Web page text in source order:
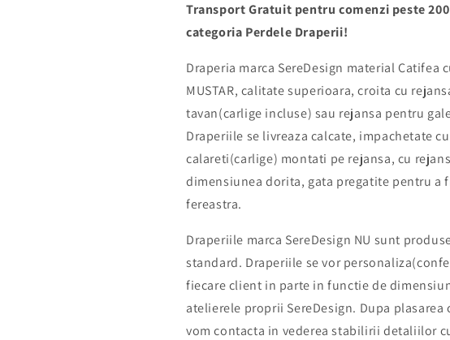
la
Comandă
Rejansă,
Calitate
Premium
la
Comandă
Rejansă,
Calitate
Premium
Transport Gratuit pentru comenzi peste
categoria Perdele Draperii!
Draperia marca SereDesign material Catifea
MUSTAR, calitate superioara, croita cu
tavan(carlige incluse) sau rejansa pentru
Draperiile se livreaza calcate, impachetate
calareti(carlige) montati pe rejansa, cu
dimensiunea dorita, gata pregatite pentru a
fereastra.
Draperiile marca SereDesign NU sunt
standard. Draperiile se vor
fiecare client in parte in functie de
atelierele proprii SereDesign. Dupa plasarea
vom contacta in vederea stabilirii detaliilor